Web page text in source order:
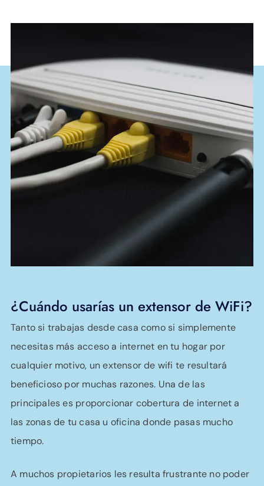
¿Cuándo usarías un extensor de WiFi?
Tanto si trabajas desde casa como si simplemente
necesitas más acceso a internet en tu hogar por
cualquier motivo, un extensor de wifi te resultará
beneficioso por muchas razones. Una de las
principales es proporcionar cobertura de internet a
las zonas de tu casa u oficina donde pasas mucho
tiempo.
A muchos propietarios les resulta frustrante no poder